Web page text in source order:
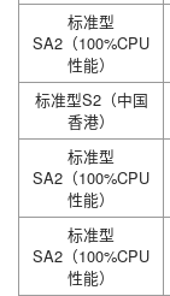
标准型
SA2（100%CPU
性能）
标准型S2（中国
香港）
标准型
SA2（100%CPU
性能）
标准型
SA2（100%CPU
性能）